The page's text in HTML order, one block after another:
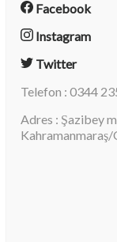
Facebook
Instagram
Twitter
Telefon : 0344
Adres : Şazibey